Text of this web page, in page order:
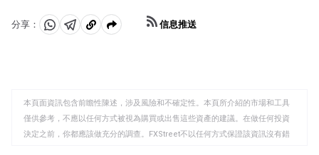
品的支出。因此，凈貿易余額為正會增強澳元，如果貿易
余額為負則會產生相反的效果。
分享：
分 分 複
板
信息推送
本頁面資訊包含前瞻性陳述，涉及風險和不確定性。本頁所介紹的市場和工具
僅供參考，不應以任何方式被視為購買或出售這些資產的建議。在做任何投資
決定之前，你都應該做充分的調查。FXStreet不以任何方式保證該資訊沒有錯